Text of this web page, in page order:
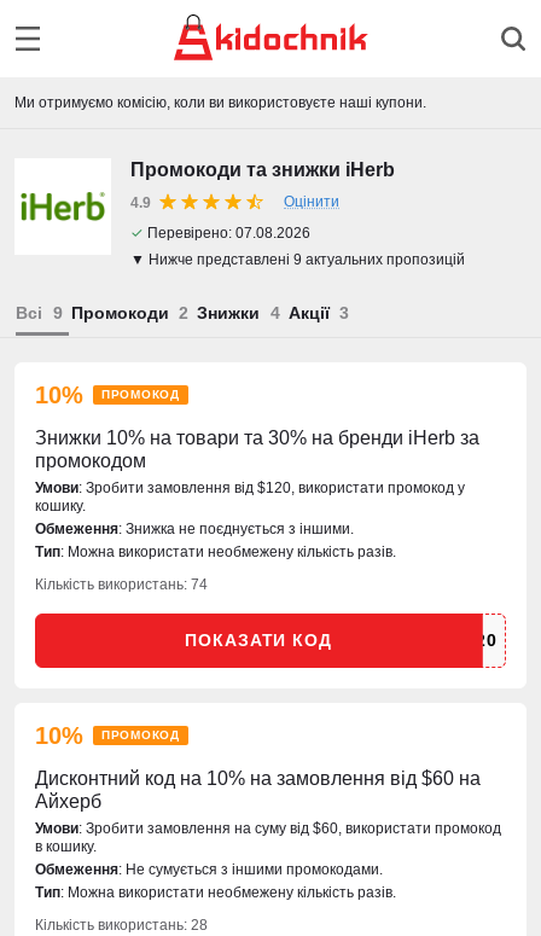
Ми отримуємо комісію, коли ви використовуєте наші купони.
Промокоди та знижки iHerb
4.9
Оцінити
✓ Перевірено: 07.08.2026
▼ Нижче представлені 9 актуальних пропозицій
Всі Промокоди Знижки Акції
10% ПРОМОКОД
Знижки 10% на товари та 30% на бренди iHerb за
промокодом
Умови: Зробити замовлення від $120, використати промокод у
кошику.
Обмеження: Знижка не поєднується з іншими.
Тип: Можна використати необмежену кількість разів.
Кількість використань: 74
ПОКАЗАТИ КОД
10% ПРОМОКОД
Дисконтний код на 10% на замовлення від $60 на
Айхерб
Умови: Зробити замовлення на суму від $60, використати промокод
в кошику.
Обмеження: Не сумується з іншими промокодами.
Тип: Можна використати необмежену кількість разів.
Кількість використань: 28